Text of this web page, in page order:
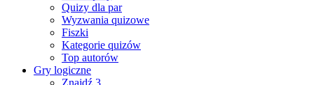
Quizy dla par
Wyzwania quizowe
Fiszki
Kategorie quizów
Top autorów
Gry logiczne
Znajdź 3